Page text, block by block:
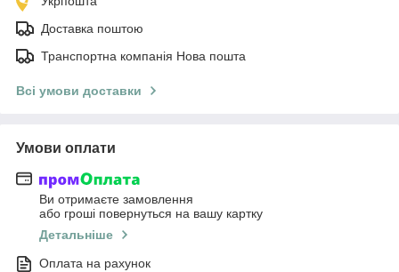
Доставка поштою
Транспортна компанія Нова пошта
Всі умови доставки
Умови оплати
Ви отримаєте замовлення
або гроші повернуться на вашу картку
Детальніше
Оплата на рахунок